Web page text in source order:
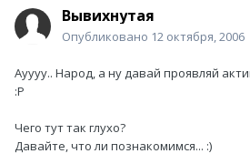
Вывихнутая
Опубликовано 12 октября, 2006
Ауууу.. Народ, а ну давай проявляй
:P
Чего тут так глухо?
Давайте, что ли познакомимся... :)